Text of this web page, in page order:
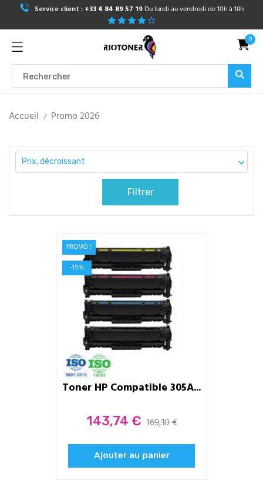
Service client : +33 4 84 89 57 19 Du lundi au vendredi de 10h à 18h
0
Accueil Promo 2026
Prix, décroissant 
Filtrer
Toner HP Compatible 305A...
Prix
143,74 € 169,10 €
Ajouter au panier
PROMO !
-15%